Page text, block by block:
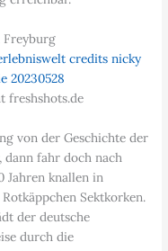
Freyburg
freshshots.de
von der Geschichte der
fahr doch nach
Jahren knallen in
Sektkorken.
der deutsche
durch die